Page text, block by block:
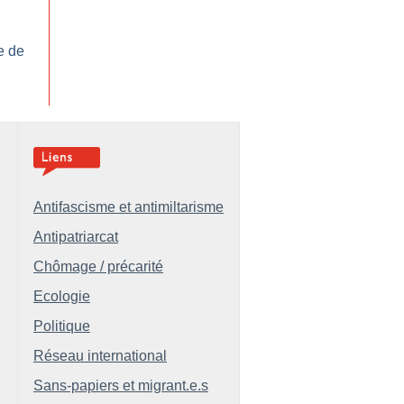
de
Antifascisme et antimiltarisme
Antipatriarcat
Chômage / précarité
Ecologie
Politique
Réseau international
Sans-papiers et migrant.e.s